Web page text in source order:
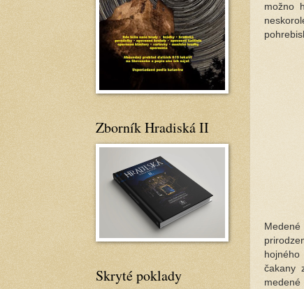
možno
čakany
Zborník Hradiská II
Skryté poklady